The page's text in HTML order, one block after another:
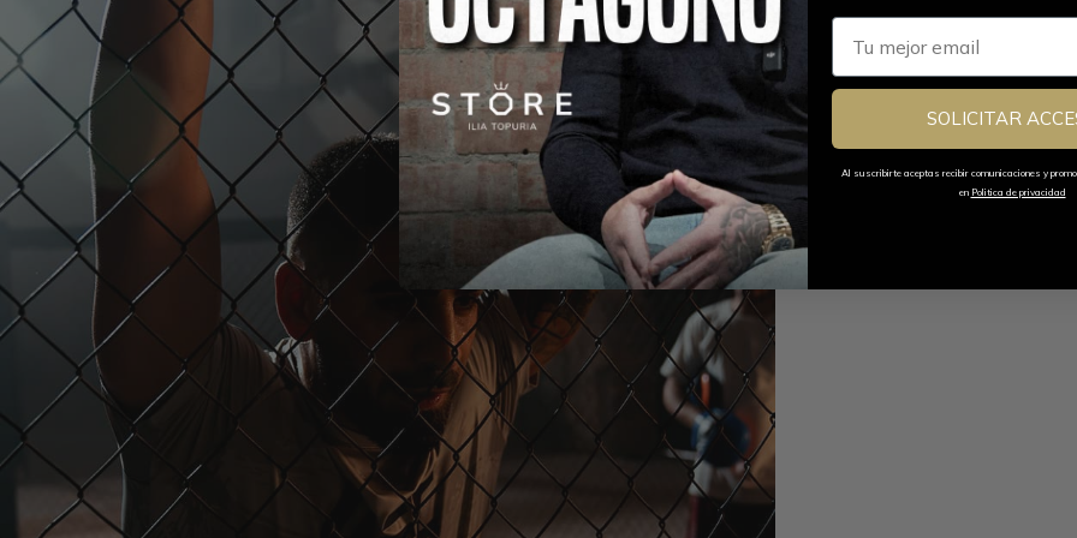
Email
SOLICITAR
Al suscribirte aceptas recibir comunicaciones y
en Politica de privacidad